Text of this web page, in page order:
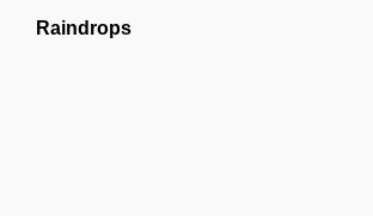
Raindrops